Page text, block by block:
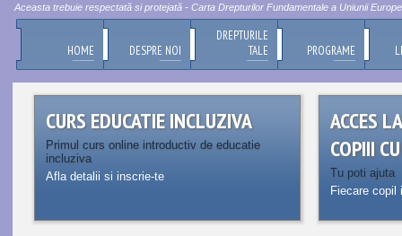
trebuie respectată si protejată - Carta Drepturilor Fundamentale a Uniunii
HOME DESPRE NOI
DREPTURILE
TALE
PROGRAME
CURS EDUCATIE INCLUZIVA
Primul curs online introductiv de educatie
incluziva
Afla detalii si inscrie-te
ACCES
COPIII
Tu poti ajuta
Fiecare